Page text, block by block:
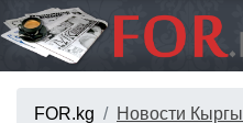
FOR.kg
Новости